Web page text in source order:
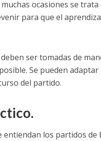
ocasiones se
para que el
ser tomadas de
Se pueden adaptar
del partido.
los partidos de